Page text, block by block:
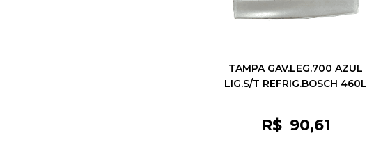
TAMPA GAV.LEG.700 AZUL
LIG.S/T REFRIG.BOSCH 460L
R$ 90,61